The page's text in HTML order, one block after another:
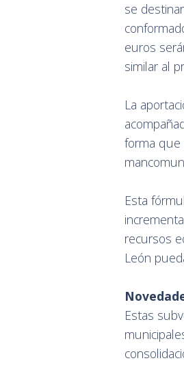
se
euros
similar al
La
forma que
Esta
recursos
León
Estas